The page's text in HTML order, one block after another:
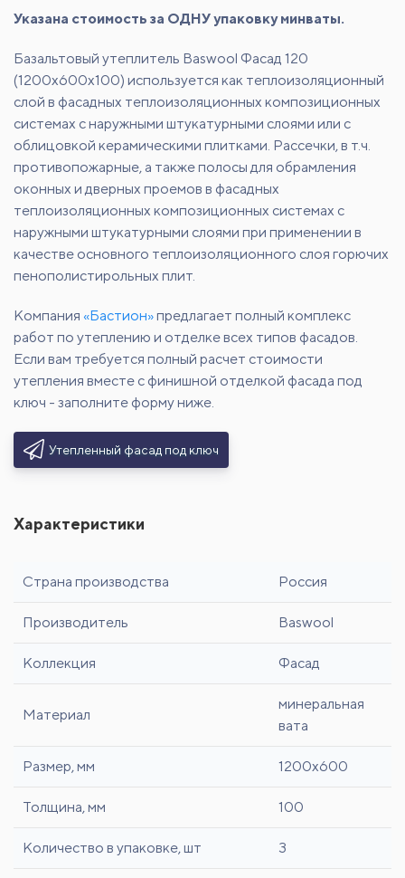
Указана стоимость за ОДНУ упаковку минваты.
Базальтовый утеплитель Baswool Фасад 120
(1200x600x100) используется как теплоизоляционный
слой в фасадных теплоизоляционных композиционных
системах с наружными штукатурными слоями или с
облицовкой керамическими плитками. Рассечки, в т.ч.
противопожарные, а также полосы для обрамления
оконных и дверных проемов в фасадных
теплоизоляционных композиционных системах с
наружными штукатурными слоями при применении в
качестве основного теплоизоляционного слоя горючих
пенополистирольных плит.
Компания «Бастион»предлагает полный комплекс
работ по утеплению и отделке всех типов фасадов.
Если вам требуется полный расчет стоимости
утепления вместе с финишной отделкой фасада под
ключ - заполните форму ниже.
Утепленный фасад под ключ
Характеристики
Страна производства Россия
Производитель Baswool
Коллекция Фасад
Материал
минеральная
вата
Размер, мм 1200x600
Толщина, мм 100
Количество в упаковке, шт 3